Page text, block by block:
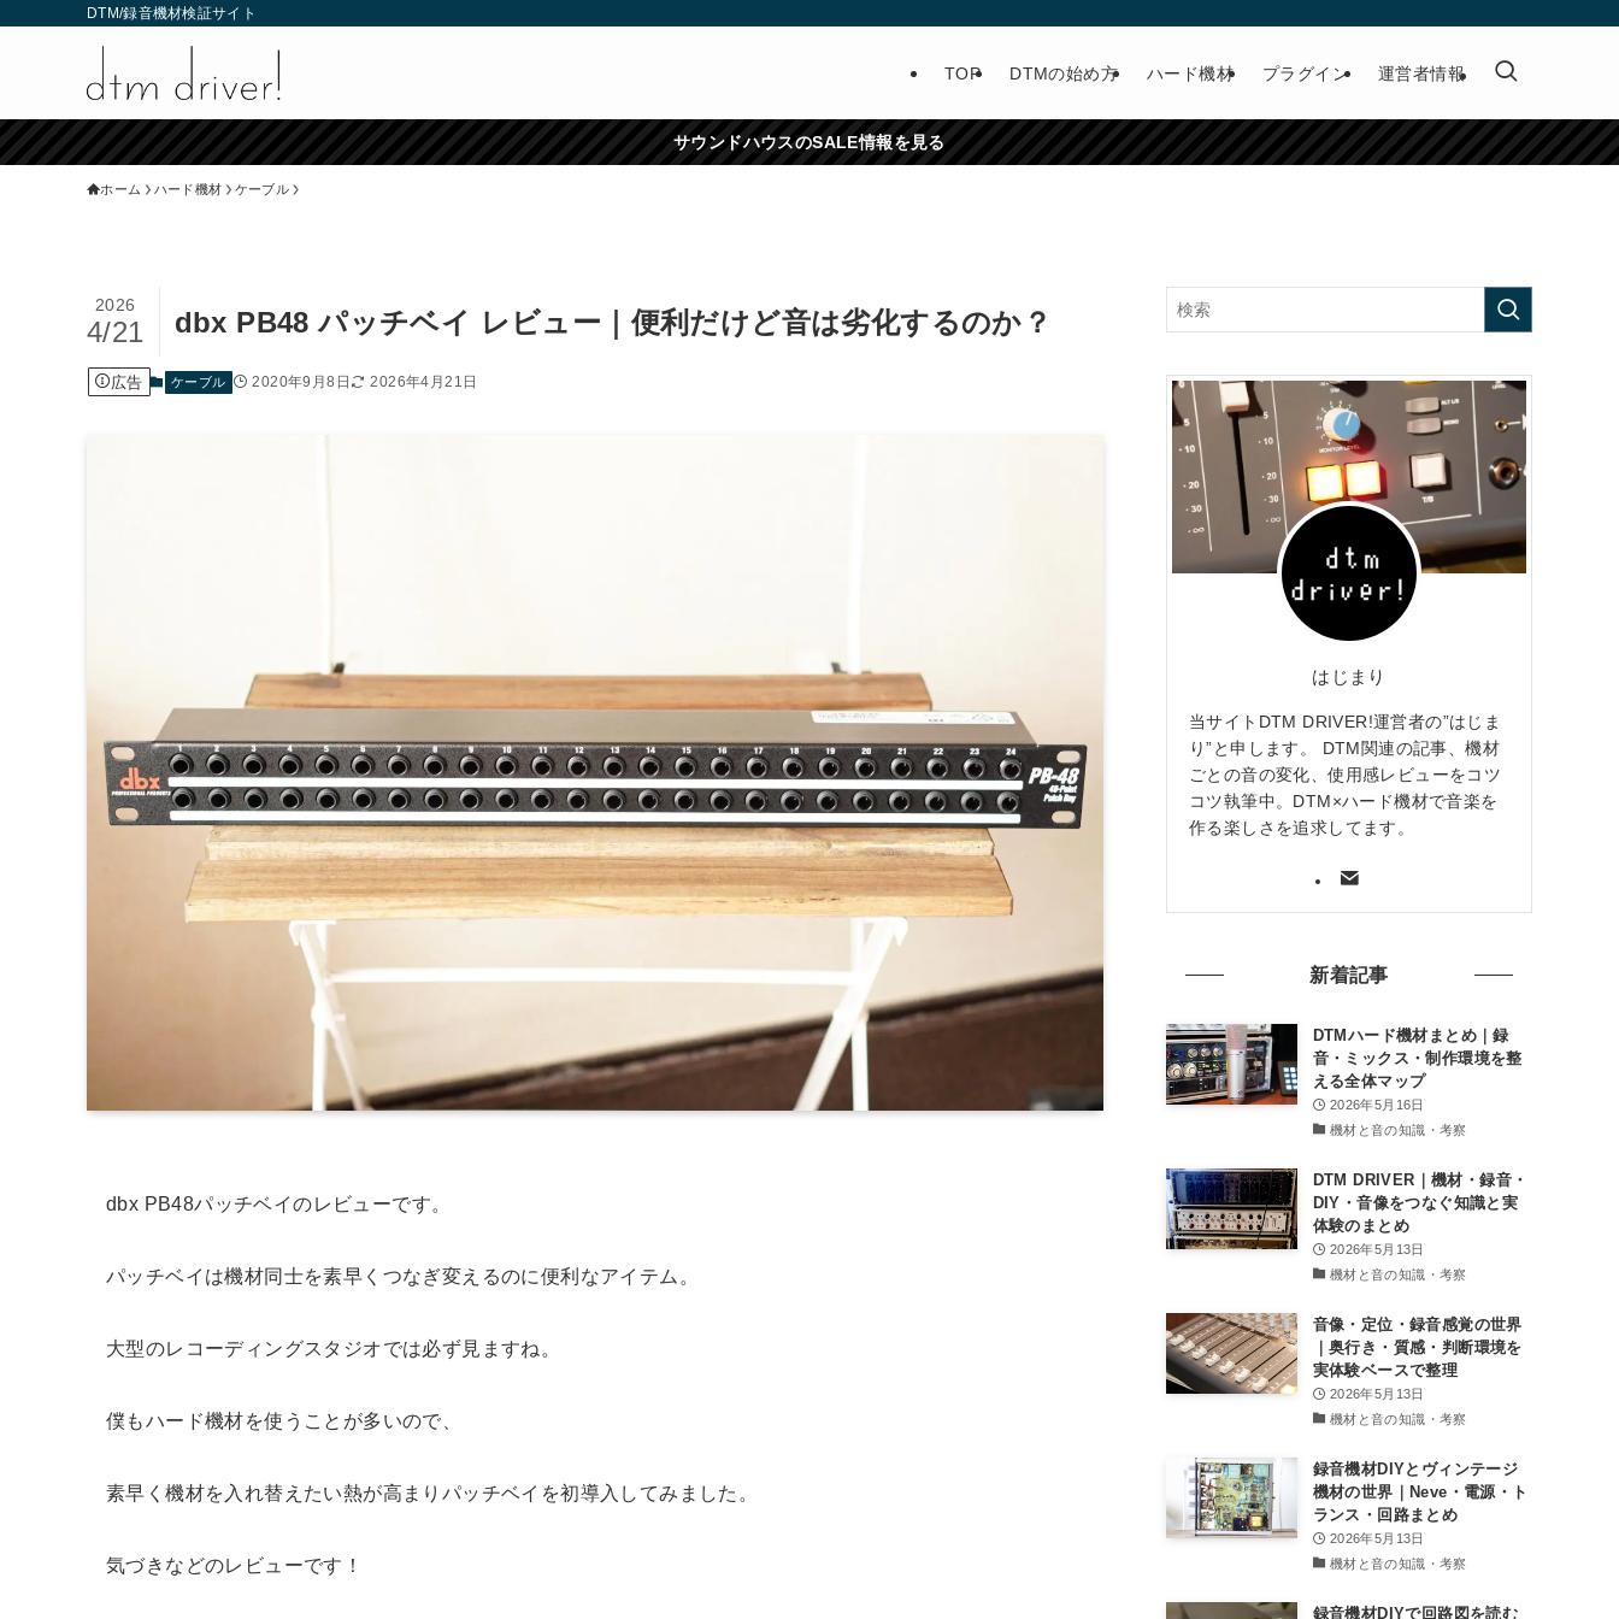
DTM/録音機材検証サイト
TOP DTMの始め方 ハード機材 プラグイン 運営者情報
サウンドハウスのSALE情報を見る
ホーム ハード機材 ケーブル
dbx PB48 パッチベイ レビュー｜便利だけど音は劣化するのか？
2026
4/21
広告 ケーブル 2020年9月8日 2026年4月21日
dbx PB48パッチベイのレビューです。
パッチベイは機材同士を素早くつなぎ変えるのに便利なアイテム。
大型のレコーディングスタジオでは必ず見ますね。
僕もハード機材を使うことが多いので、
素早く機材を入れ替えたい熱が高まりパッチベイを初導入してみました。
気づきなどのレビューです！
はじまり
当サイトDTM DRIVER!運営者の”はじま
り”と申します。 DTM関連の記事、機材
ごとの音の変化、使用感レビューをコツ
コツ執筆中。DTM×ハード機材で音楽を
作る楽しさを追求してます。
新着記事
DTMハード機材まとめ｜録
音・ミックス・制作環境を整
える全体マップ
2026年5月16日
機材と音の知識・考察
DTM DRIVER｜機材・録音・
DIY・音像をつなぐ知識と実
体験のまとめ
2026年5月13日
機材と音の知識・考察
音像・定位・録音感覚の世界
｜奥行き・質感・判断環境を
実体験ベースで整理
2026年5月13日
機材と音の知識・考察
録音機材DIYとヴィンテージ
機材の世界｜Neve・電源・ト
ランス・回路まとめ
2026年5月13日
機材と音の知識・考察
録音機材DIYで回路図を読む